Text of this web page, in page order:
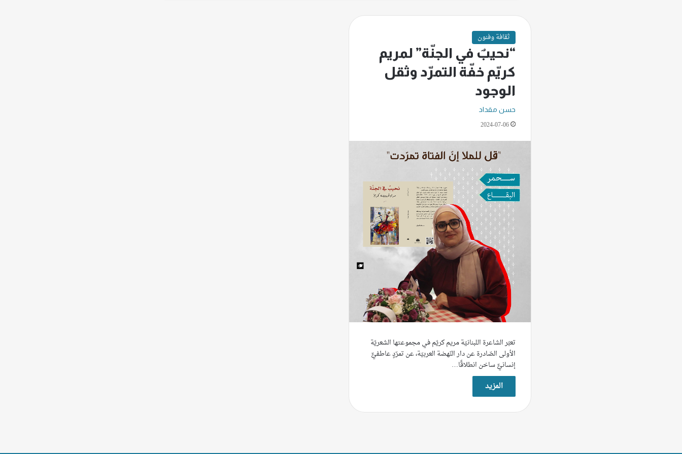
ثقافة وفنون
“نحيبٌ في الجنّة” لمريم
كريّم خفّة التمرّد وثقل
الوجود
حسن مقداد
2024-07-06
تعبّر الشاعرة اللبنانيّة مريم كريّم في مجموعتها الشعريّة
الأولى الصّادرة عن دار النّهضة العربيّة، عن تمرّدٍ عاطفيٍّ
إنسانيٍّ ساخن انطلاقًا…
المزيد